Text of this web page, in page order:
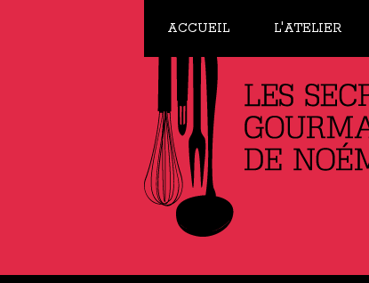
ACCUEIL L'ATELIER